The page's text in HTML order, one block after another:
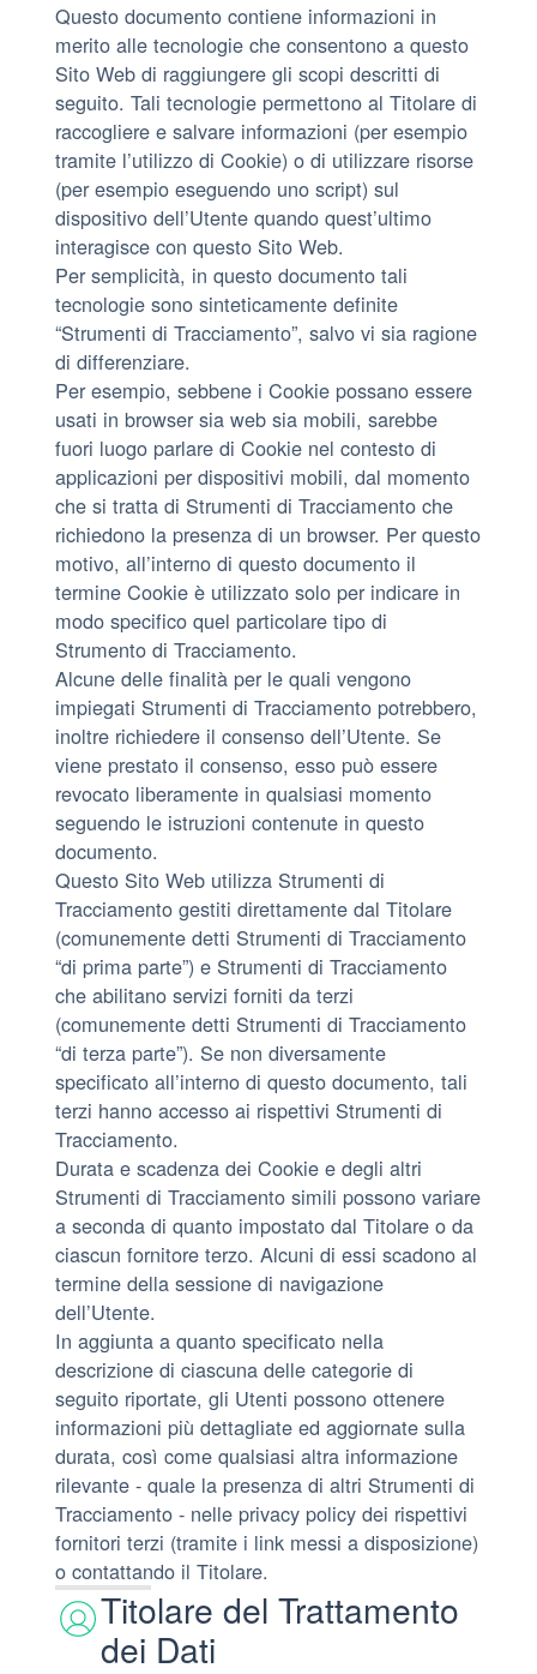
Questo documento contiene informazioni in
merito alle tecnologie che consentono a questo
Sito Web di raggiungere gli scopi descritti di
seguito. Tali tecnologie permettono al Titolare di
raccogliere e salvare informazioni (per esempio
tramite l’utilizzo di Cookie) o di utilizzare risorse
(per esempio eseguendo uno script) sul
dispositivo dell’Utente quando quest’ultimo
interagisce con questo Sito Web.
Per semplicità, in questo documento tali
tecnologie sono sinteticamente definite
“Strumenti di Tracciamento”, salvo vi sia ragione
di differenziare.
Per esempio, sebbene i Cookie possano essere
usati in browser sia web sia mobili, sarebbe
fuori luogo parlare di Cookie nel contesto di
applicazioni per dispositivi mobili, dal momento
che si tratta di Strumenti di Tracciamento che
richiedono la presenza di un browser. Per questo
motivo, all’interno di questo documento il
termine Cookie è utilizzato solo per indicare in
modo specifico quel particolare tipo di
Strumento di Tracciamento.
Alcune delle finalità per le quali vengono
impiegati Strumenti di Tracciamento potrebbero,
inoltre richiedere il consenso dell’Utente. Se
viene prestato il consenso, esso può essere
revocato liberamente in qualsiasi momento
seguendo le istruzioni contenute in questo
documento.
Questo Sito Web utilizza Strumenti di
Tracciamento gestiti direttamente dal Titolare
(comunemente detti Strumenti di Tracciamento
“di prima parte”) e Strumenti di Tracciamento
che abilitano servizi forniti da terzi
(comunemente detti Strumenti di Tracciamento
“di terza parte”). Se non diversamente
specificato all’interno di questo documento, tali
terzi hanno accesso ai rispettivi Strumenti di
Tracciamento.
Durata e scadenza dei Cookie e degli altri
Strumenti di Tracciamento simili possono variare
a seconda di quanto impostato dal Titolare o da
ciascun fornitore terzo. Alcuni di essi scadono al
termine della sessione di navigazione
dell’Utente.
In aggiunta a quanto specificato nella
descrizione di ciascuna delle categorie di
seguito riportate, gli Utenti possono ottenere
informazioni più dettagliate ed aggiornate sulla
durata, così come qualsiasi altra informazione
rilevante - quale la presenza di altri Strumenti di
Tracciamento - nelle privacy policy dei rispettivi
fornitori terzi (tramite i link messi a disposizione)
o contattando il Titolare.
Titolare del Trattamento
dei Dati